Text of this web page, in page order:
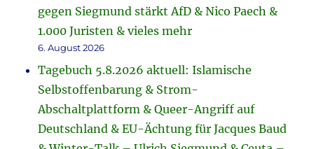
gegen Siegmund stärkt AfD & Nico Paech &
1.000 Juristen & vieles mehr
6. August 2026
Tagebuch 5.8.2026 aktuell: Islamische
Selbstoffenbarung & Strom-
Abschaltplattform & Queer-Angriff auf
Deutschland & EU-Ächtung für Jacques Baud